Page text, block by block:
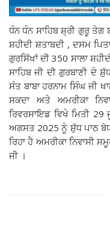
ਧੰਨ ਧੰਨ ਸਾਹਿਬ ਸ਼੍ਰੀ ਗੁਰੂ ਤੇਗ
ਸ਼ਹੀਦੀ ਸ਼ਤਾਬਦੀ , ਦਸਮ
ਗੁਰਸਿੱਖਾਂ ਦੀ 350 ਸਾਲਾ
ਸਾਹਿਬ ਜੀ ਦੀ ਗੁਰਬਾਣੀ ਦੇ
ਸੰਤ ਬਾਬਾ ਹਰਨਾਮ ਸਿੰਘ ਜੀ
ਸਕਦਾ ਅਤੇ ਅਮਰੀਕਾ
ਰਿਵਰਸਾਇਡ ਵਿਖੇ ਮਿਤੀ
ਅਗਸਤ 2025 ਨੂੰ ਸ਼ੁੱਧ ਪਾਠ
ਰਿਹਾ ਹੈ ਅਮਰੀਕਾ ਨਿਵਾਸੀ
ਜੀ ।